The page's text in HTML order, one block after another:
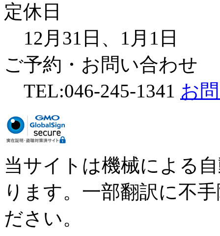
定休日
12月31日、1月1日
ご予約・お問い合わせ
TEL:046-245-1341 お
当サイトは機械による
ります。一部翻訳に不
ださい。